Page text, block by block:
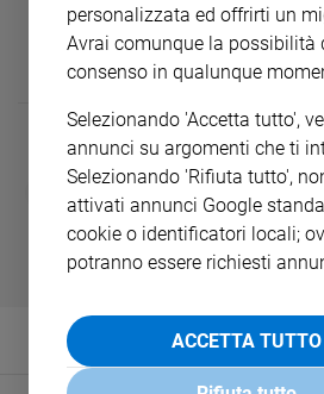
LE GRANDI BASILICHE ITALIANE
- VOL DA 1 AL 5
€ 64,50
DIARIO G
€ 8,90
- €
personalizzata ed offrirti un
Avrai comunque la possibilità
consenso in qualunque
Selezionando 'Accetta tutto',
annunci su argomenti che ti
Selezionando 'Rifiuta tutto',
attivati annunci Google
cookie o identificatori locali;
potranno essere richiesti
ACCETTA TUTTO